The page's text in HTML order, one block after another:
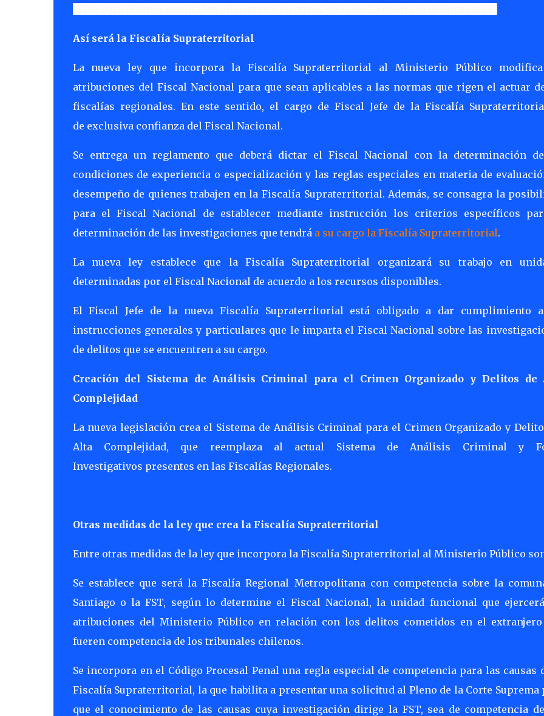
Así será la Fiscalía Supraterritorial
La nueva ley que incorpora la Fiscalía Supraterritorial al Ministerio Público
atribuciones del Fiscal Nacional para que sean aplicables a las normas que rigen el actuar
fiscalías regionales. En este sentido, el cargo de Fiscal Jefe de la Fiscalía
de exclusiva confianza del Fiscal Nacional.
Se entrega un reglamento que deberá dictar el Fiscal Nacional con la determinación
condiciones de experiencia o especialización y las reglas especiales en materia de
desempeño de quienes trabajen en la Fiscalía Supraterritorial. Además, se consagra la
para el Fiscal Nacional de establecer mediante instrucción los criterios específicos
determinación de las investigaciones que tendrá a su cargo la Fiscalía Supraterritorial.
La nueva ley establece que la Fiscalía Supraterritorial organizará su trabajo en
determinadas por el Fiscal Nacional de acuerdo a los recursos disponibles.
El Fiscal Jefe de la nueva Fiscalía Supraterritorial está obligado a dar cumplimiento
instrucciones generales y particulares que le imparta el Fiscal Nacional sobre las
de delitos que se encuentren a su cargo.
Creación del Sistema de Análisis Criminal para el Crimen Organizado y Delitos de
Complejidad
La nueva legislación crea el Sistema de Análisis Criminal para el Crimen Organizado y
Alta Complejidad, que reemplaza al actual Sistema de Análisis Criminal y
Investigativos presentes en las Fiscalías Regionales.
Otras medidas de la ley que crea la Fiscalía Supraterritorial
Entre otras medidas de la ley que incorpora la Fiscalía Supraterritorial al Ministerio Público
Se establece que será la Fiscalía Regional Metropolitana con competencia sobre la
Santiago o la FST, según lo determine el Fiscal Nacional, la unidad funcional que
atribuciones del Ministerio Público en relación con los delitos cometidos en el extranjero
fueren competencia de los tribunales chilenos.
Se incorpora en el Código Procesal Penal una regla especial de competencia para las causas
Fiscalía Supraterritorial, la que habilita a presentar una solicitud al Pleno de la Corte Suprema
que el conocimiento de las causas cuya investigación dirige la FST, sea de competencia